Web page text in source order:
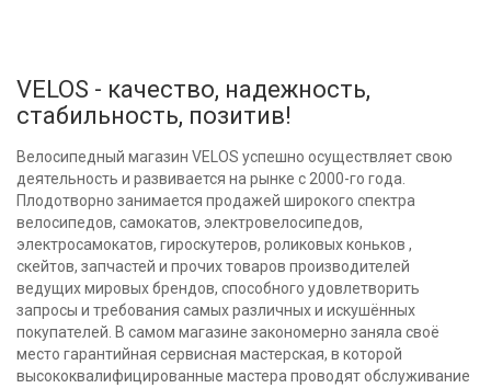
VELOS - качество, надежность,
стабильность, позитив!
Велосипедный магазин VELOS успешно осуществляет свою
деятельность и развивается на рынке с 2000-го года.
Плодотворно занимается продажей широкого спектра
велосипедов, самокатов, электровелосипедов,
электросамокатов, гироскутеров, роликовых коньков ,
скейтов, запчастей и прочих товаров производителей
ведущих мировых брендов, способного удовлетворить
запросы и требования самых различных и искушённых
покупателей. В самом магазине закономерно заняла своё
место гарантийная сервисная мастерская, в которой
высококвалифицированные мастера проводят обслуживание